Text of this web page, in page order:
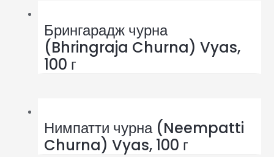
Брингарадж чурна
(Bhringraja Churna) Vyas,
100 г
Нимпатти чурна (Neempatti
Churna) Vyas, 100 г